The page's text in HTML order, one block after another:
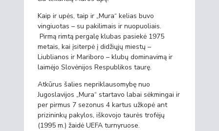
Kaip ir upės, taip ir „Mura“ kelias buvo
vingiuotas – su pakilimais ir nuopuoliais.
Pirmą rimtą pergalę klubas pasiekė 1975
metais, kai įsiterpė į didžiųjų miestų –
Liublianos ir Mariboro – klubų dominavimą ir
laimėjo Slovėnijos Respublikos taurę.
Atkūrus šalies nepriklausomybę nuo
Jugoslavijos „Mura“ startavo labai sėkmingai ir
per pirmus 7 sezonus 4 kartus užkopė ant
prizininkų pakylos, iškovojo taurės trofėjų
(1995 m.) žaidė UEFA turnyruose.